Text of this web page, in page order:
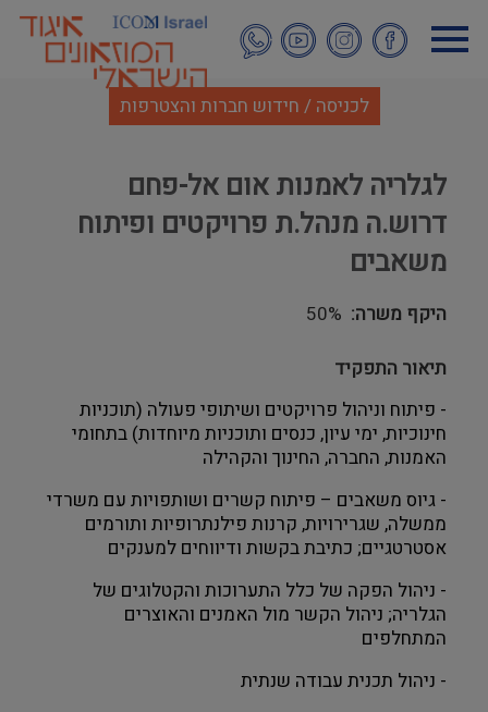
לתוכן
העיקרי
לכניסה / חידוש חברות והצטרפות
לגלריה לאמנות אום אל-פחם
דרוש.ה מנהל.ת פרויקטים ופיתוח
משאבים
היקף משרה 50%
תיאור התפקיד
- פיתוח וניהול פרויקטים ושיתופי פעולה (תוכניות
חינוכיות, ימי עיון, כנסים ותוכניות מיוחדות) בתחומי
האמנות, החברה, החינוך והקהילה
- גיוס משאבים – פיתוח קשרים ושותפויות עם משרדי
ממשלה, שגרירויות, קרנות פילנתרופיות ותורמים
אסטרטגיים; כתיבתבקשות ודיווחים למענקים
- ניהול הפקה של כלל התערוכות והקטלוגים של
הגלריה; ניהול הקשר מול האמנים והאוצרים
המתחלפים
- ניהול תכנית עבודה שנתית